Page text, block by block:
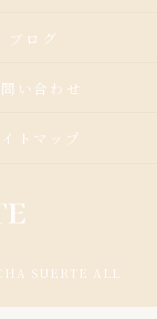
ブログ
い合わせ
トマップ
SUERTE ALL